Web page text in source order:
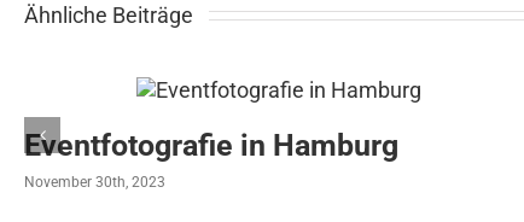
Ähnliche Beiträge
Eventfotografie in Hamburg
November 30th, 2023